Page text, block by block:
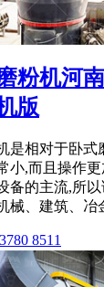
粉机河
版
是相对于卧式
小,而且操作
备的主流,所
械、建筑、冶
8511